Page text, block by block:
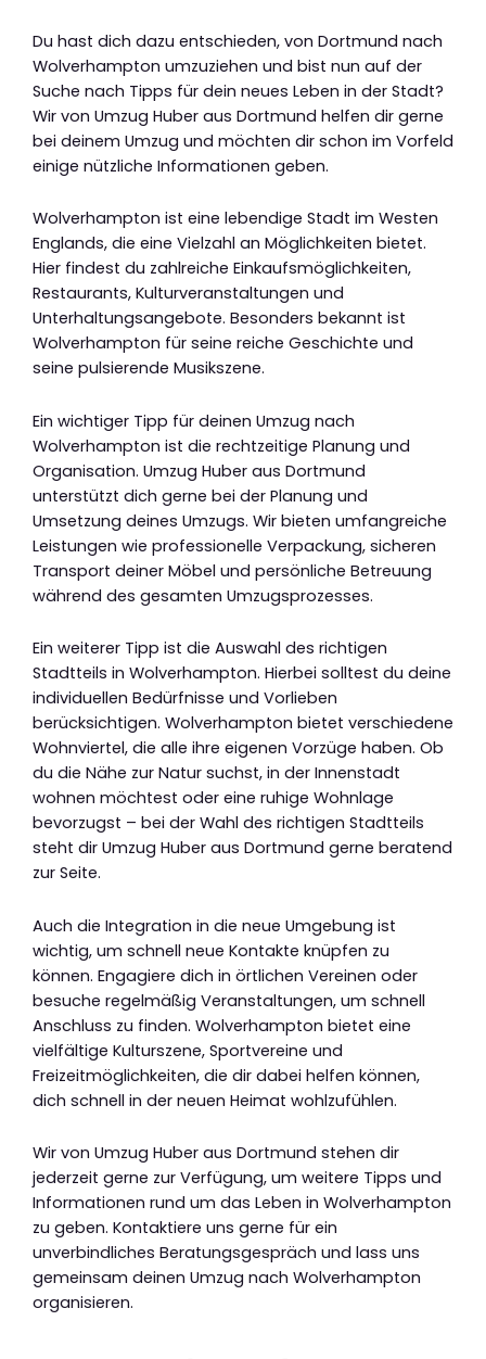
Du hast dich dazu entschieden, von Dortmund nach
Wolverhampton umzuziehen und bist nun auf der
Suche nach Tipps für dein neues Leben in der Stadt?
Wir von Umzug Huber aus Dortmund helfen dir gerne
bei deinem Umzug und möchten dir schon im Vorfeld
einige nützliche Informationen geben.
Wolverhampton ist eine lebendige Stadt im Westen
Englands, die eine Vielzahl an Möglichkeiten bietet.
Hier findest du zahlreiche Einkaufsmöglichkeiten,
Restaurants, Kulturveranstaltungen und
Unterhaltungsangebote. Besonders bekannt ist
Wolverhampton für seine reiche Geschichte und
seine pulsierende Musikszene.
Ein wichtiger Tipp für deinen Umzug nach
Wolverhampton ist die rechtzeitige Planung und
Organisation. Umzug Huber aus Dortmund
unterstützt dich gerne bei der Planung und
Umsetzung deines Umzugs. Wir bieten umfangreiche
Leistungen wie professionelle Verpackung, sicheren
Transport deiner Möbel und persönliche Betreuung
während des gesamten Umzugsprozesses.
Ein weiterer Tipp ist die Auswahl des richtigen
Stadtteils in Wolverhampton. Hierbei solltest du deine
individuellen Bedürfnisse und Vorlieben
berücksichtigen. Wolverhampton bietet verschiedene
Wohnviertel, die alle ihre eigenen Vorzüge haben. Ob
du die Nähe zur Natur suchst, in der Innenstadt
wohnen möchtest oder eine ruhige Wohnlage
bevorzugst – bei der Wahl des richtigen Stadtteils
steht dir Umzug Huber aus Dortmund gerne beratend
zur Seite.
Auch die Integration in die neue Umgebung ist
wichtig, um schnell neue Kontakte knüpfen zu
können. Engagiere dich in örtlichen Vereinen oder
besuche regelmäßig Veranstaltungen, um schnell
Anschluss zu finden. Wolverhampton bietet eine
vielfältige Kulturszene, Sportvereine und
Freizeitmöglichkeiten, die dir dabei helfen können,
dich schnell in der neuen Heimat wohlzufühlen.
Wir von Umzug Huber aus Dortmund stehen dir
jederzeit gerne zur Verfügung, um weitere Tipps und
Informationen rund um das Leben in Wolverhampton
zu geben. Kontaktiere uns gerne für ein
unverbindliches Beratungsgespräch und lass uns
gemeinsam deinen Umzug nach Wolverhampton
organisieren.